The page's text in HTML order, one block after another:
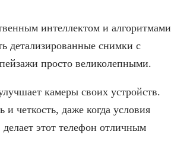
интеллектом и алгоритмами
детализированные снимки с
просто великолепными.
камеры своих устройств.
четкость, даже когда условия
этот телефон отличным